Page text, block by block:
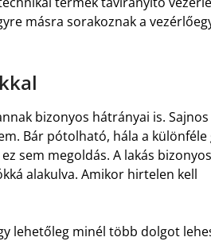
másra sorakoznak a
bizonyos hátrányai is. Sajnos
Bár pótolható, hála a különféle
sem megoldás. A lakás
alakulva. Amikor hirtelen kell
lehetőleg minél több dolgot